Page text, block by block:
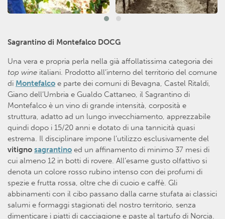
Sagrantino di Montefalco DOCG
Una vera e propria perla nella già affollatissima categoria dei
top wine italiani. Prodotto all’interno del territorio del comune
di Montefalco e parte dei comuni di Bevagna, Castel Ritaldi,
Giano dell’Umbria e Gualdo Cattaneo, il Sagrantino di
Montefalco è un vino di grande intensità, corposità e
struttura, adatto ad un lungo invecchiamento, apprezzabile
quindi dopo i 15/20 anni e dotato di una tannicità quasi
estrema. Il disciplinare impone l’utilizzo esclusivamente del
vitigno sagrantino ed un affinamento di minimo 37 mesi di
cui almeno 12 in botti di rovere. All’esame gusto olfattivo si
denota un colore rosso rubino intenso con dei profumi di
spezie e frutta rossa, oltre che di cuoio e caffè. Gli
abbinamenti con il cibo passano dalla carne stufata ai classici
salumi e formaggi stagionati del nostro territorio, senza
dimenticare i piatti di cacciagione e paste al tartufo di Norcia.